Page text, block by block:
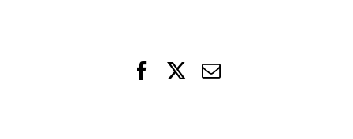
FacebookEmail